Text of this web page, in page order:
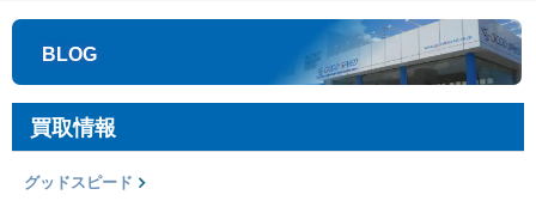
BLOG
買取情報
グッドスピード